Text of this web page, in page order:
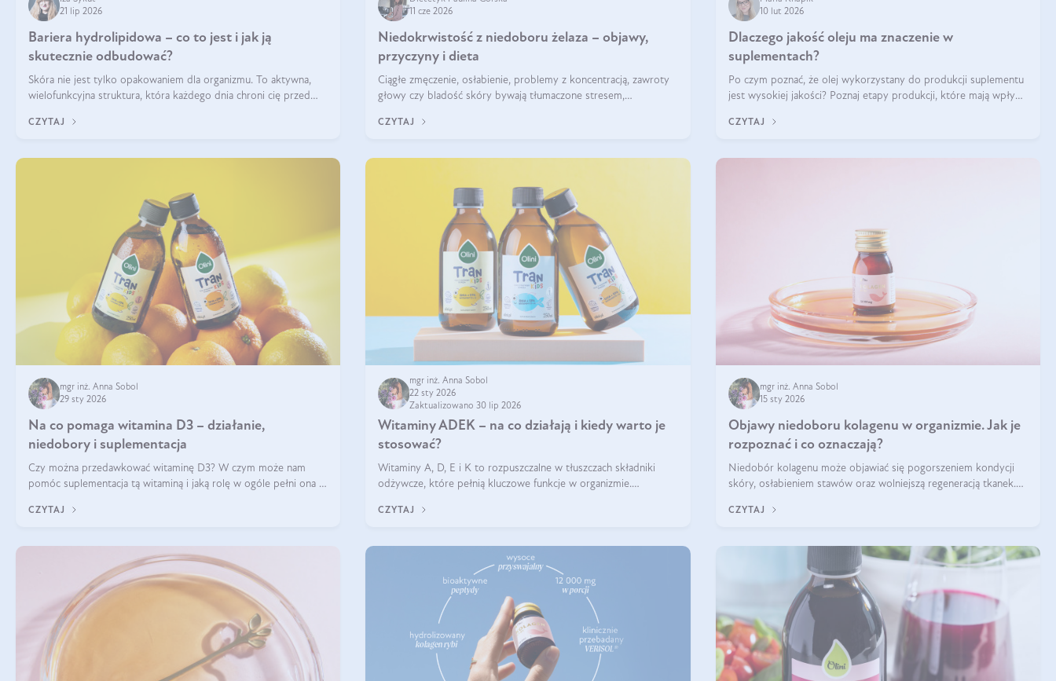
21 lip 2026
Bariera hydrolipidowa – co to jest i jak ją
skutecznie odbudować?
Skóra nie jest tylko opakowaniem dla organizmu. To aktywna,
wielofunkcyjna struktura, która każdego dnia chroni cię przed
środowiskowymi. Jednym z jej kluczowych elementów jest
CZYTAJ
11 cze 2026
Niedokrwistość z niedoboru żelaza – objawy,
przyczyny i dieta
Ciągłe zmęczenie, osłabienie, problemy z koncentracją, zawroty
głowy czy bladość skóry bywają tłumaczone stresem,
może być niedokrwistość z niedoboru żelaza.
CZYTAJ
10 lut 2026
Dlaczego jakość oleju ma znaczenie w
suplementach?
Po czym poznać, że olej wykorzystany do produkcji suplementu
jest wysokiej jakości? Poznaj etapy produkcji, które mają wpływ
CZYTAJ
mgr inż. Anna Sobol
29 sty 2026
Na co pomaga witamina D3 – działanie,
niedobory i suplementacja
Czy można przedawkować witaminę D3? W czym może nam
pomóc suplementacja tą witaminą i jaką rolę w ogóle pełni ona w
zalecane jest jesienią i zimą, ale czy wiesz, dlaczego warto to
CZYTAJ
mgr inż. Anna Sobol
22 sty 2026
Zaktualizowano 30 lip 2026
Witaminy ADEK – na co działają i kiedy warto je
stosować?
Witaminy A, D, E i K to rozpuszczalne w tłuszczach składniki
odżywcze, które pełnią kluczowe funkcje w organizmie.
krzepliwość krwi oraz mineralizację kości.
CZYTAJ
mgr inż. Anna Sobol
15 sty 2026
Objawy niedoboru kolagenu w organizmie. Jak je
rozpoznać i co oznaczają?
Niedobór kolagenu może objawiać się pogorszeniem kondycji
skóry, osłabieniem stawów oraz wolniejszą regeneracją tkanek.
skóry, bóle stawów, łamliwość paznokci oraz osłabienie włosów.
CZYTAJ